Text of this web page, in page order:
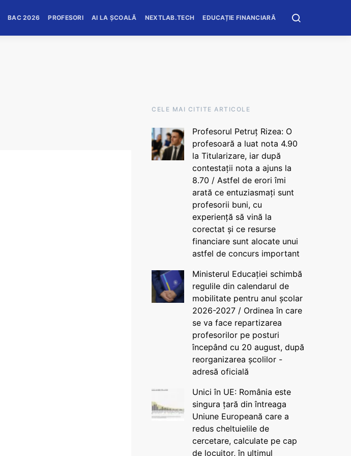
BAC 2026 PROFESORI AI LA ȘCOALĂ NEXTLAB.TECH EDUCAȚIE FINANCIARĂ
CELE MAI CITITE ARTICOLE
Profesorul Petruț Rizea: O
profesoară a luat nota 4.90
la Titularizare, iar după
contestații nota a ajuns la
8.70 / Astfel de erori îmi
arată ce entuziasmați sunt
profesorii buni, cu
experiență să vină la
corectat și ce resurse
financiare sunt alocate unui
astfel de concurs important
Ministerul Educației schimbă
regulile din calendarul de
mobilitate pentru anul școlar
2026-2027 / Ordinea în care
se va face repartizarea
profesorilor pe posturi
începând cu 20 august, după
reorganizarea școlilor -
adresă oficială
Unici în UE: România este
singura țară din întreaga
Uniune Europeană care a
redus cheltuielile de
cercetare, calculate pe cap
de locuitor, în ultimul